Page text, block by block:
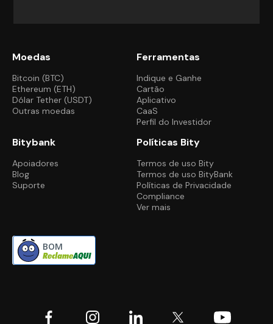
Moedas
Bitcoin (BTC)
Ethereum (ETH)
Dólar Tether (USDT)
Outras moedas
Ferramentas
Indique e Ganhe
Cartão
Aplicativo
CaaS
Perfil do Investidor
Bitybank
Apoiadores
Blog
Suporte
Políticas Bity
Termos de uso Bity
Termos de uso BityBank
Políticas de Privacidade
Compliance
Ver mais
BOM